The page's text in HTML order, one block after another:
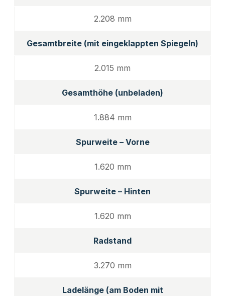
2.208 mm
Gesamtbreite (mit eingeklappten Spiegeln)
2.015 mm
Gesamthöhe (unbeladen)
1.884 mm
Spurweite – Vorne
1.620 mm
Spurweite – Hinten
1.620 mm
Radstand
3.270 mm
Ladelänge (am Boden mit